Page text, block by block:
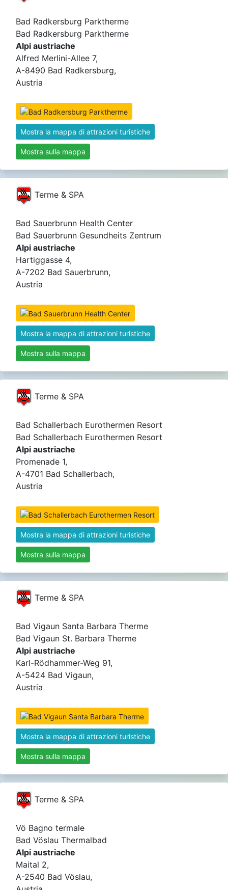
Bad Radkersburg Parktherme
Bad Radkersburg Parktherme
Alpi austriache
Alfred Merlini-Allee 7,
A-8490 Bad Radkersburg,
Austria
Mostra la mappa di attrazioni turistiche
Mostra sulla mappa
Terme & SPA
Bad Sauerbrunn Health Center
Bad Sauerbrunn Gesundheits Zentrum
Alpi austriache
Hartiggasse 4,
A-7202 Bad Sauerbrunn,
Austria
Mostra la mappa di attrazioni turistiche
Mostra sulla mappa
Terme & SPA
Bad Schallerbach Eurothermen Resort
Bad Schallerbach Eurothermen Resort
Alpi austriache
Promenade 1,
A-4701 Bad Schallerbach,
Austria
Mostra la mappa di attrazioni turistiche
Mostra sulla mappa
Terme & SPA
Bad Vigaun Santa Barbara Therme
Bad Vigaun St. Barbara Therme
Alpi austriache
Karl-Rödhammer-Weg 91,
A-5424 Bad Vigaun,
Austria
Mostra la mappa di attrazioni turistiche
Mostra sulla mappa
Terme & SPA
Vö Bagno termale
Bad Vöslau Thermalbad
Alpi austriache
Maital 2,
A-2540 Bad Vöslau,